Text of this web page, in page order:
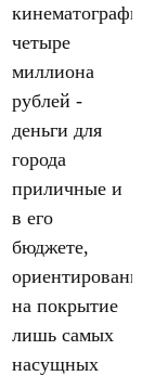
четыре
миллиона
рублей -
деньги для
города
приличные и
в его
бюджете,
на покрытие
лишь самых
насущных